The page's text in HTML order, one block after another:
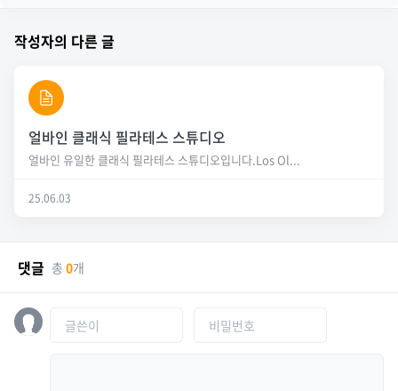
작성자의 다른 글
얼바인 클래식 필라테스 스튜디오
얼바인 유일한 클래식 필라테스 스튜디오입니다.Los Ol...
25.06.03
댓글 총 0개